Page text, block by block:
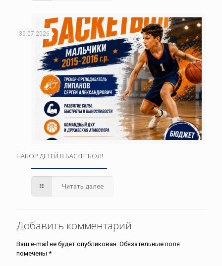
30.07.2026
НАБОР ДЕТЕЙ В БАСКЕТБОЛ!
Читать далее
Добавить комментарий
Ваш e-mail не будет опубликован. Обязательные поля
помечены *